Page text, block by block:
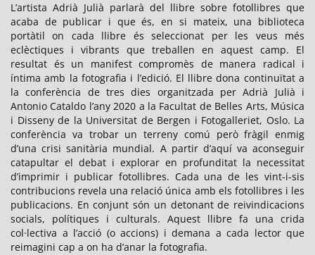
L’artista Adrià Julià parlarà del llibre sobre fotollibres que
acaba de publicar i que és, en si mateix, una biblioteca
portàtil on cada llibre és seleccionat per les veus més
eclèctiques i vibrants que treballen en aquest camp. El
resultat és un manifest compromès de manera radical i
íntima amb la fotografia i l’edició. El llibre dona continuïtat a
la conferència de tres dies organitzada per Adrià Julià i
Antonio Cataldo l’any 2020 a la Facultat de Belles Arts, Música
i Disseny de la Universitat de Bergen i Fotogalleriet, Oslo. La
conferència va trobar un terreny comú però fràgil enmig
d’una crisi sanitària mundial. A partir d’aquí va aconseguir
catapultar el debat i explorar en profunditat la necessitat
d’imprimir i publicar fotollibres. Cada una de les vint-i-sis
contribucions revela una relació única amb els fotollibres i les
publicacions. En conjunt són un detonant de reivindicacions
socials, polítiques i culturals. Aquest llibre fa una crida
col·lectiva a l’acció (o accions) i demana a cada lector que
reimagini cap a on ha d’anar la fotografia.